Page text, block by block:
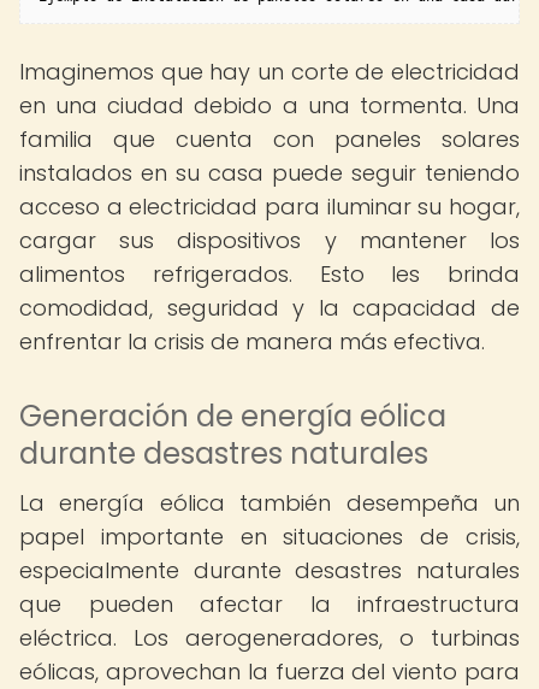
Imaginemos que hay un corte de electricidad
en una ciudad debido a una tormenta. Una
familia que cuenta con paneles solares
instalados en su casa puede seguir teniendo
acceso a electricidad para iluminar su hogar,
cargar sus dispositivos y mantener los
alimentos refrigerados. Esto les brinda
comodidad, seguridad y la capacidad de
enfrentar la crisis de manera más efectiva.
Generación de energía eólica
durante desastres naturales
La energía eólica también desempeña un
papel importante en situaciones de crisis,
especialmente durante desastres naturales
que pueden afectar la infraestructura
eléctrica. Los aerogeneradores, o turbinas
eólicas, aprovechan la fuerza del viento para